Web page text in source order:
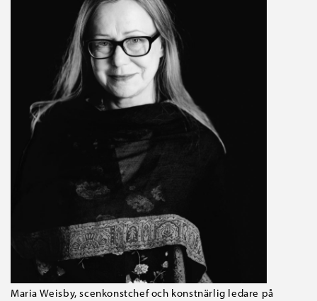
Maria Weisby, scenkonstchef och konstnärlig ledare på